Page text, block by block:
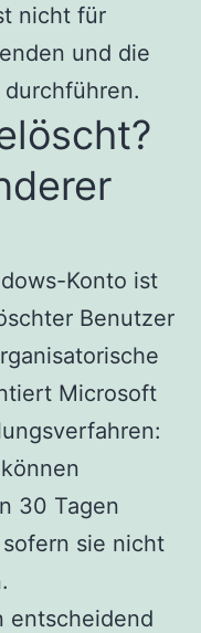
nicht für
und die
Konto ist
Benutzer
Microsoft
30 Tagen
sie nicht
entscheidend